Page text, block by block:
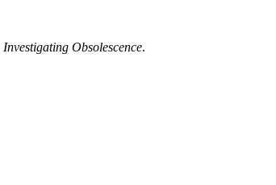
Investigating Obsolescence.